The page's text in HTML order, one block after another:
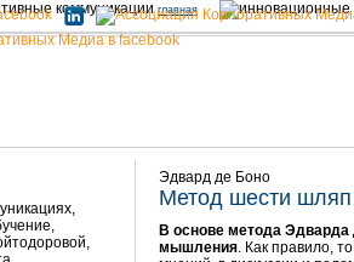
главная
Эдвард де Боно
Метод шести шляп
В основе метода Эдварда
мышления. Как правило,